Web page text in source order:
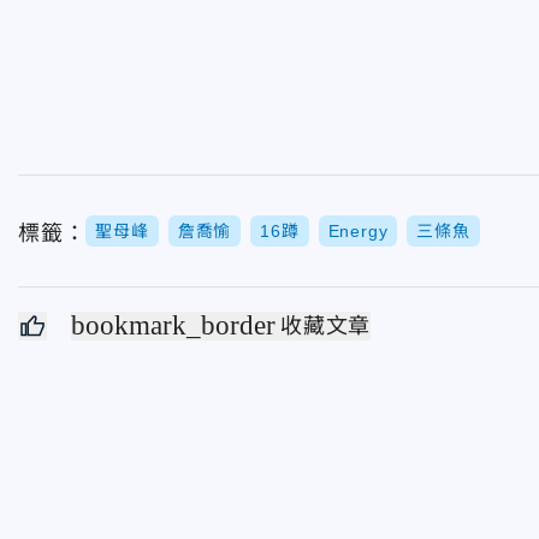
標籤： 聖母峰 詹喬愉 16蹲 Energy 三條魚
bookmark_border 收藏文章